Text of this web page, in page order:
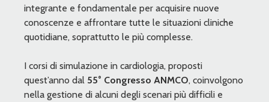
integrante e fondamentale per acquisire nuove
conoscenze e affrontare tutte le situazioni cliniche
quotidiane, soprattutto le più complesse.
I corsi di simulazione in cardiologia, proposti
quest’anno dal 55° Congresso ANMCO, coinvolgono
nella gestione di alcuni degli scenari più difficili e